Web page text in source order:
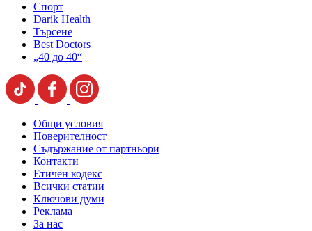
Спорт
Darik Health
Търсене
Best Doctors
„40 до 40“
Общи условия
Поверителност
Съдържание от партньори
Контакти
Етичен кодекс
Всички статии
Ключови думи
Реклама
За нас